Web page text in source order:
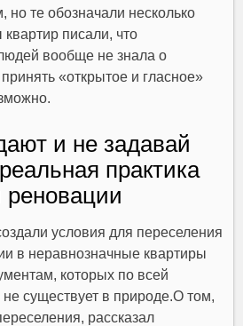
но те обозначали несколько
писали, что
вообще не знала о
«открытое и гласное»
и не задавай
практика
реновации
условия для переселения
в неравнозначные квартиры
которых по всей
не существует в природе.О том,
рассказал